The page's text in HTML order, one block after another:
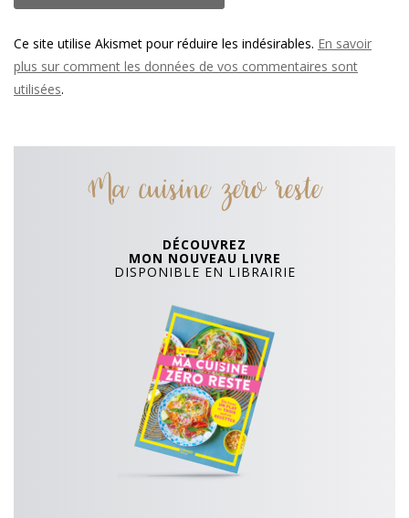
Ce site utilise Akismet pour réduire les indésirables. En savoir
plus sur comment les données de vos commentaires sont
utilisées.
Ma cuisine zero reste
DÉCOUVREZ
MON NOUVEAU LIVRE
DISPONIBLE EN LIBRAIRIE